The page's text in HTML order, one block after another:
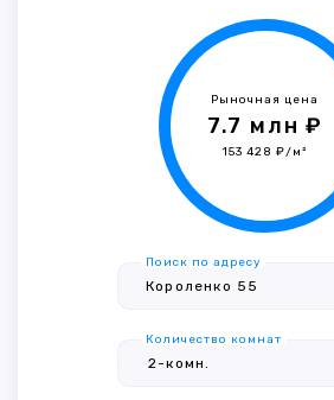
Рыночная цена
7.7 млн ₽
153 428 ₽/м²
Поиск по адресу
Количество комнат